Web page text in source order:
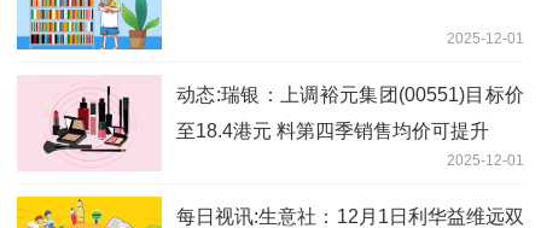
2025-12-01
动态:瑞银：上调裕元集团(00551)目标价
至18.4港元 料第四季销售均价可提升
2025-12-01
每日视讯:生意社：12月1日利华益维远双